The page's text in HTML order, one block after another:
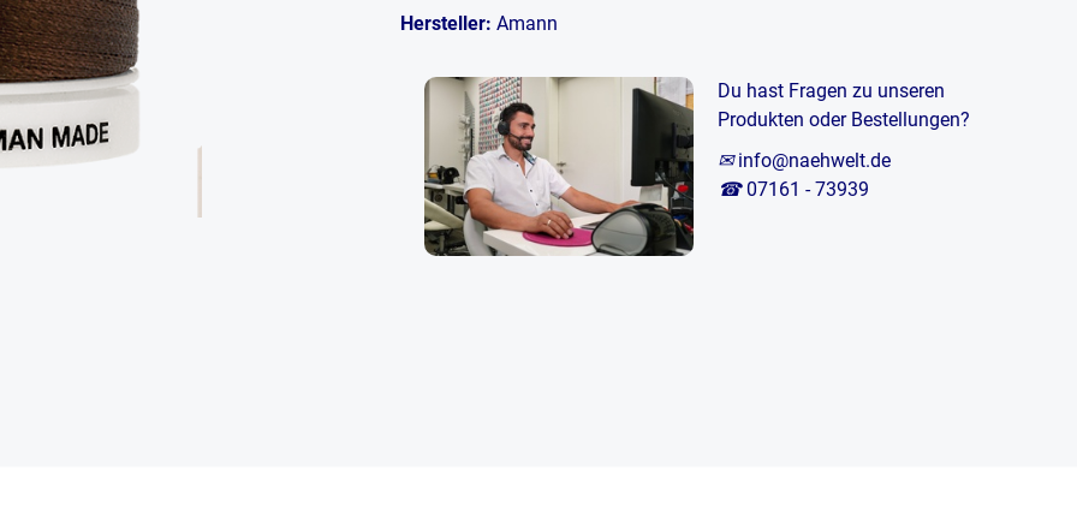
Hersteller:Amann
Du hast Fragen zu unseren
Produkten oder Bestellungen?
✉ info@naehwelt.de
☎ 07161 - 73939